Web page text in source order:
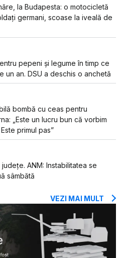
la Budapesta: o motocicletă
germani, scoase la iveală de
pepeni și legume în timp ce
un an. DSU a deschis o anchetă
bombă cu ceas pentru
„Este un lucru bun că vorbim
primul pas”
ANM: Instabilitatea se
sâmbătă
VEZI MAI MULT